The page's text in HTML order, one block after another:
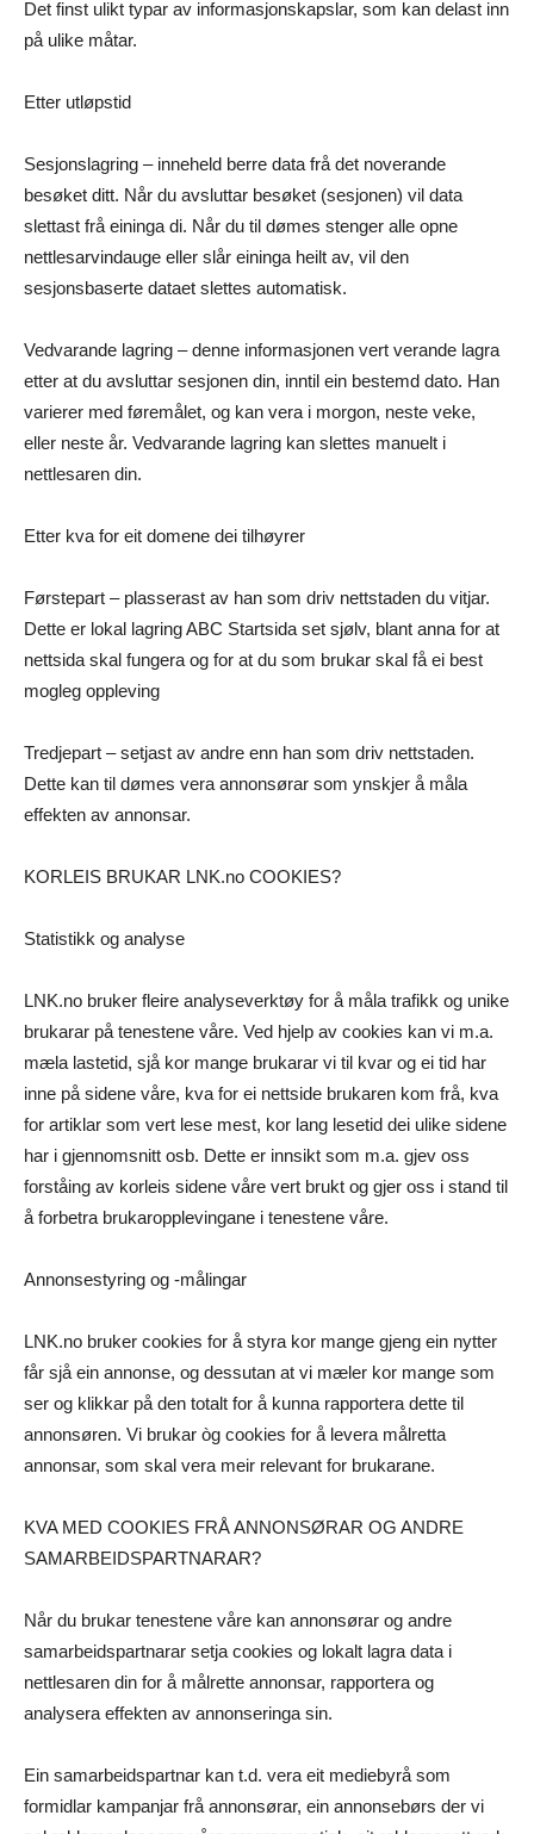
Det finst ulikt typar av informasjonskapslar, som kan delast inn
på ulike måtar.
Etter utløpstid
Sesjonslagring – inneheld berre data frå det noverande
besøket ditt. Når du avsluttar besøket (sesjonen) vil data
slettast frå eininga di. Når du til dømes stenger alle opne
nettlesarvindauge eller slår eininga heilt av, vil den
sesjonsbaserte dataet slettes automatisk.
Vedvarande lagring – denne informasjonen vert verande lagra
etter at du avsluttar sesjonen din, inntil ein bestemd dato. Han
varierer med føremålet, og kan vera i morgon, neste veke,
eller neste år. Vedvarande lagring kan slettes manuelt i
nettlesaren din.
Etter kva for eit domene dei tilhøyrer
Førstepart – plasserast av han som driv nettstaden du vitjar.
Dette er lokal lagring ABC Startsida set sjølv, blant anna for at
nettsida skal fungera og for at du som brukar skal få ei best
mogleg oppleving
Tredjepart – setjast av andre enn han som driv nettstaden.
Dette kan til dømes vera annonsørar som ynskjer å måla
effekten av annonsar.
KORLEIS BRUKAR LNK.no COOKIES?
Statistikk og analyse
LNK.no bruker fleire analyseverktøy for å måla trafikk og unike
brukarar på tenestene våre. Ved hjelp av cookies kan vi m.a.
mæla lastetid, sjå kor mange brukarar vi til kvar og ei tid har
inne på sidene våre, kva for ei nettside brukaren kom frå, kva
for artiklar som vert lese mest, kor lang lesetid dei ulike sidene
har i gjennomsnitt osb. Dette er innsikt som m.a. gjev oss
forståing av korleis sidene våre vert brukt og gjer oss i stand til
å forbetra brukaropplevingane i tenestene våre.
Annonsestyring og -målingar
LNK.no bruker cookies for å styra kor mange gjeng ein nytter
får sjå ein annonse, og dessutan at vi mæler kor mange som
ser og klikkar på den totalt for å kunna rapportera dette til
annonsøren. Vi brukar òg cookies for å levera målretta
annonsar, som skal vera meir relevant for brukarane.
KVA MED COOKIES FRÅ ANNONSØRAR OG ANDRE
SAMARBEIDSPARTNARAR?
Når du brukar tenestene våre kan annonsørar og andre
samarbeidspartnarar setja cookies og lokalt lagra data i
nettlesaren din for å målrette annonsar, rapportera og
analysera effekten av annonseringa sin.
Ein samarbeidspartnar kan t.d. vera eit mediebyrå som
formidlar kampanjar frå annonsørar, ein annonsebørs der vi